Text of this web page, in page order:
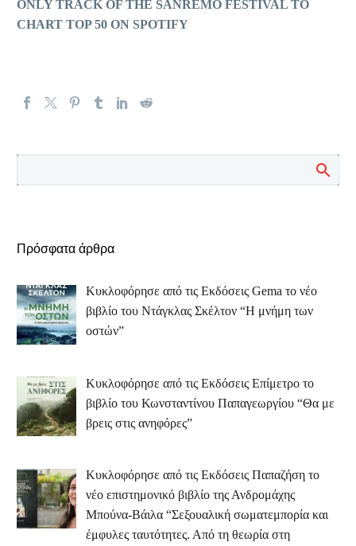
ONLY TRACK OF THE SANREMO FESTIVAL TO
CHART TOP 50 ON SPOTIFY
Πρόσφατα άρθρα
Κυκλοφόρησε από τις Εκδόσεις Gema το νέο
βιβλίο του Ντάγκλας Σκέλτον “Η μνήμη των
οστών”
Κυκλοφόρησε από τις Εκδόσεις Επίμετρο το
βιβλίο του Κωνσταντίνου Παπαγεωργίου “Θα με
βρεις στις ανηφόρες”
Κυκλοφόρησε από τις Εκδόσεις Παπαζήση το
νέο επιστημονικό βιβλίο της Ανδρομάχης
Μπούνα-Βάιλα “Σεξουαλική σωματεμπορία και
έμφυλες ταυτότητες. Από τη θεωρία στη